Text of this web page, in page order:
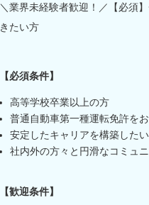
＼業界未経験者歓迎！／【必須
きたい方
【必須条件】
高等学校卒業以上の方
普通自動車第一種運転免許を
安定したキャリアを構築した
社内外の方々と円滑なコミュ
【歓迎条件】